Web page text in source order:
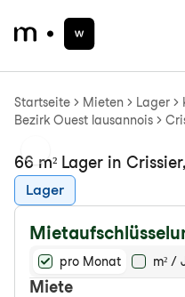
Startseite Mieten Lager
Bezirk Ouest lausannois
Previous slide
66 m² Lager in
Lager
pro Monat m² /
Miete